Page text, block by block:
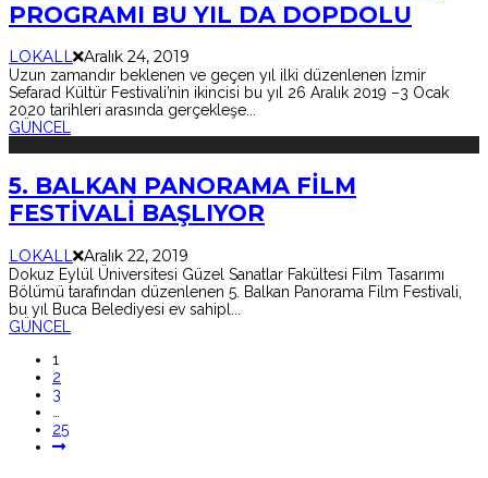
PROGRAMI BU YIL DA DOPDOLU
LOKALL Aralık 24, 2019
Uzun zamandır beklenen ve geçen yıl ilki düzenlenen İzmir
Sefarad Kültür Festivali’nin ikincisi bu yıl 26 Aralık 2019 –3 Ocak
2020 tarihleri arasında gerçekleşe
GÜNCEL
5. BALKAN PANORAMA FİLM
FESTİVALİ BAŞLIYOR
LOKALL Aralık 22, 2019
Dokuz Eylül Üniversitesi Güzel Sanatlar Fakültesi Film Tasarımı
Bölümü tarafından düzenlenen 5. Balkan Panorama Film Festivali,
bu yıl Buca Belediyesi ev sahipl
GÜNCEL
1
2
3
25